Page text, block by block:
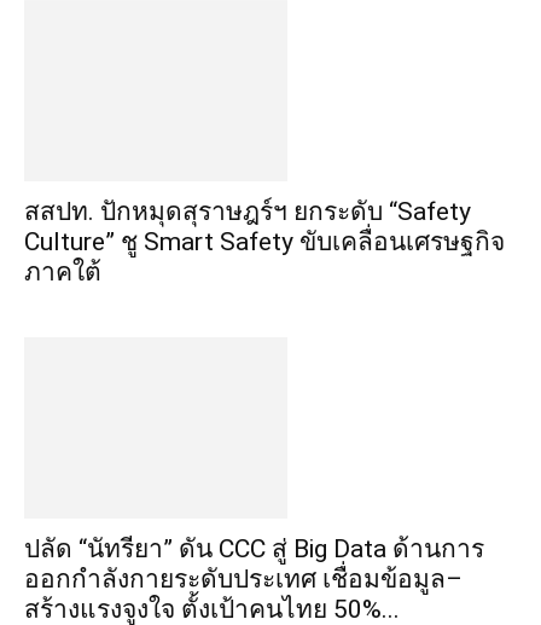
สสปท. ปักหมุดสุราษฎร์ฯ ยกระดับ “Safety
Culture” ชู Smart Safety ขับเคลื่อนเศรษฐกิจ
ภาคใต้
ปลัด “นัทรียา” ดัน CCC สู่ Big Data ด้านการ
ออกกำลังกายระดับประเทศ เชื่อมข้อมูล–
สร้างแรงจูงใจ ตั้งเป้าคนไทย 50%...